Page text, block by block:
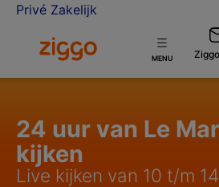
Privé Zakelijk
Ga naar de Ziggo homepage
MENU
24 uur van Le
kijken
Live kijken van 10 t/m